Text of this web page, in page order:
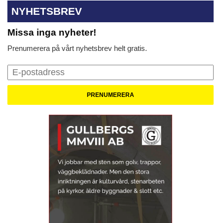
NYHETSBREV
Missa inga nyheter!
Prenumerera på vårt nyhetsbrev helt gratis.